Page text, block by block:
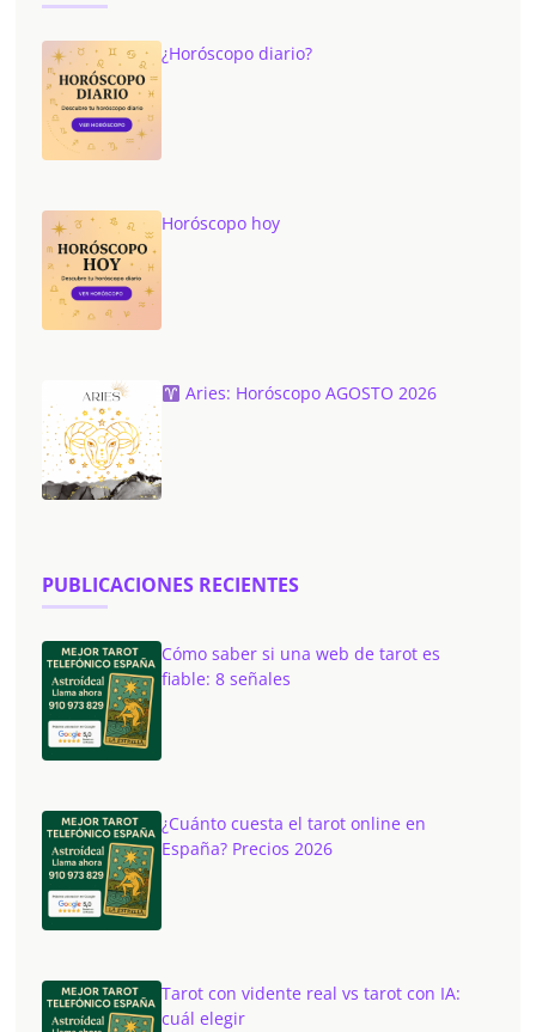
¿Horóscopo diario?
Horóscopo hoy
Aries: Horóscopo AGOSTO 2026
PUBLICACIONES RECIENTES
Cómo saber si una web de tarot es
fiable: 8 señales
¿Cuánto cuesta el tarot online en
España? Precios 2026
Tarot con vidente real vs tarot con IA:
cuál elegir